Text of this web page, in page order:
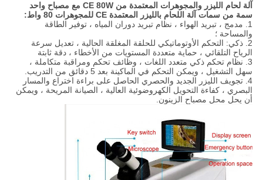
آلة لحام الليزر والمجوهرات المعتمدة من CE 80W مع مصباح واحد
سمة من سمات آلة اللحام بالليزر المعتمدة CE للمجوهرات 80 واط:
1. مدمج ، تبريد الهواء ، نظام تبريد دوران المياه ، توفير الطاقة
والمساحة ؛
2. ذكي: التحكم الأوتوماتيكي للحلقة المغلقة الحالية ، تعديل سرعة
الرياح التلقائي ، حماية متعددة المستويات من الأخطاء ، دقة ثابتة
3. نظام تحكم ذكي متعدد اللغات ، وظائف تحكم ومراقبة متكاملة ،
سهل التشغيل ، ويمكن التحكم في الماكينة بعد 5 دقائق من التدريب.
4. تجويف الليزر الجديد والحصري الحاصل على براءة اختراع والمسار
البصري ، كفاءة التحويل الكهروضوئية العالية ، الصيانة المريحة ، ويمكن
أن يحل محل مصباح الزينون.